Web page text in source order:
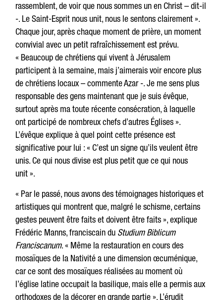
rassemblent, de voir que nous sommes un en Christ – dit-il
-. Le Saint-Esprit nous unit, nous le sentons clairement ».
Chaque jour, après chaque moment de prière, un moment
convivial avec un petit rafraîchissement est prévu.
« Beaucoup de chrétiens qui vivent à Jérusalem
participent à la semaine, mais j’aimerais voir encore plus
de chrétiens locaux – commente Azar -. Je me sens plus
responsable des gens maintenant que je suis évêque,
surtout après ma toute récente consécration, à laquelle
ont participé de nombreux chefs d’autres Églises ».
L’évêque explique à quel point cette présence est
significative pour lui : « C’est un signe qu’ils veulent être
unis. Ce qui nous divise est plus petit que ce qui nous
unit ».
« Par le passé, nous avons des témoignages historiques et
artistiques qui montrent que, malgré le schisme, certains
gestes peuvent être faits et doivent être faits », explique
Frédéric Manns, franciscain du Studium Biblicum
Franciscanum. « Même la restauration en cours des
mosaïques de la Nativité a une dimension œcuménique,
car ce sont des mosaïques réalisées au moment où
l’église latine occupait la basilique, mais elle a permis aux
orthodoxes de la décorer en grande partie ». L’érudit